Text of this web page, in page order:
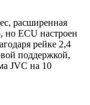
расширенная
но ECU настроен
рейке 2,4
поддержкой,
JVC на 10